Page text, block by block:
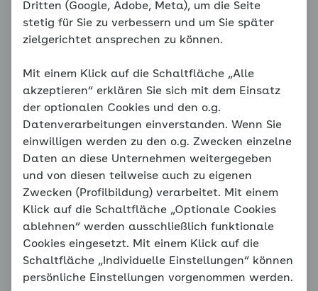
Die Angstsituationen meines Kindes
Eltern-Kind-Übung:
Angstsituationen
Hinweis
Sie befinden sich außerhalb der
empfohlenen Reihenfolge. Unser
Konzept erfordert, dass alle
vorangegangenen Grundlagen
bearbeitet werden. Bitte bearbeiten
Dritten (Google, Adobe, Meta), um die Seite
stetig für Sie zu verbessern und um Sie später
zielgerichtet ansprechen zu können.
Mit einem Klick auf die Schaltfläche „Alle
akzeptieren“ erklären Sie sich mit dem Einsatz
der optionalen Cookies und den o.g.
Datenverarbeitungen einverstanden. Wenn Sie
einwilligen werden zu den o.g. Zwecken einzelne
Daten an diese Unternehmen weitergegeben
und von diesen teilweise auch zu eigenen
Zwecken (Profilbildung) verarbeitet. Mit einem
Klick auf die Schaltfläche „Optionale Cookies
ablehnen“ werden ausschließlich funktionale
Cookies eingesetzt. Mit einem Klick auf die
Schaltfläche „Individuelle Einstellungen“ können
persönliche Einstellungen vorgenommen werden.